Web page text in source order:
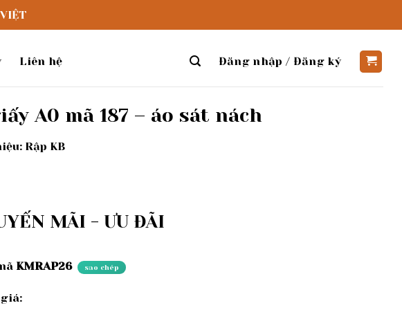
Liên hệ Đăng nhập / Đăng ký
A0 mã 187 – áo sát nách
Rập KB
MÃI - ƯU ĐÃI
KMRAP26 sao chép